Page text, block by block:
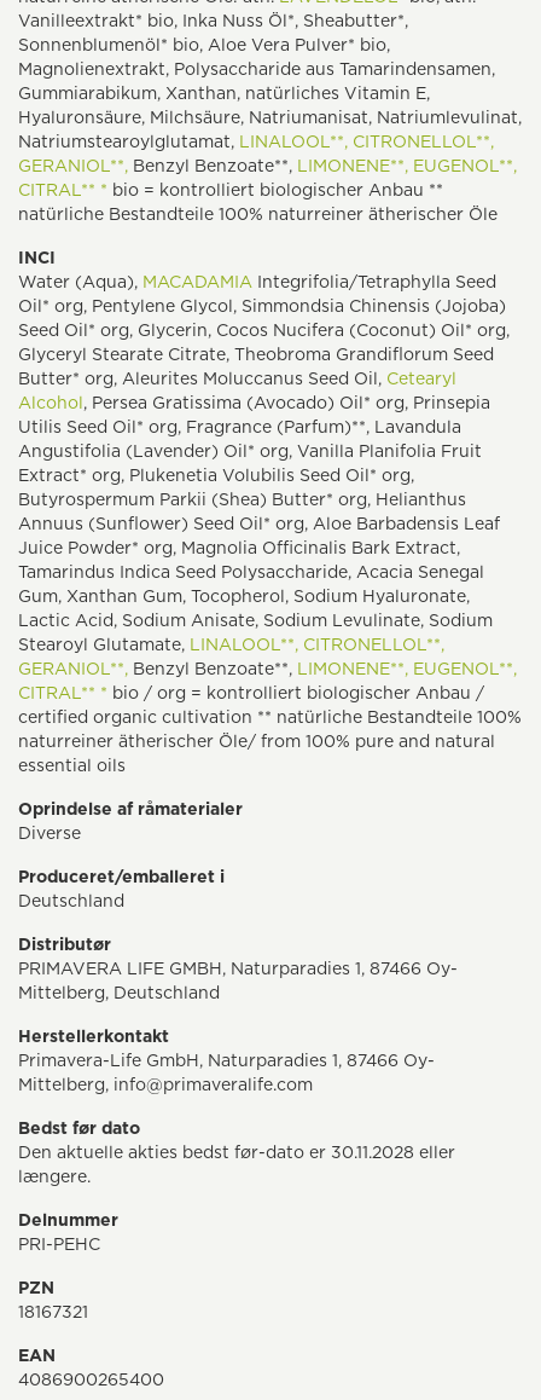
Vanilleextrakt* bio, Inka Nuss Öl*, Sheabutter*,
Sonnenblumenöl* bio, Aloe Vera Pulver* bio,
Magnolienextrakt, Polysaccharide aus Tamarindensamen,
Gummiarabikum, Xanthan, natürliches Vitamin E,
Hyaluronsäure, Milchsäure, Natriumanisat, Natriumlevulinat,
Natriumstearoylglutamat, LINALOOL**, CITRONELLOL**,
GERANIOL**, Benzyl Benzoate**, LIMONENE**, EUGENOL**,
CITRAL** * bio = kontrolliert biologischer Anbau **
natürliche Bestandteile 100% naturreiner ätherischer Öle
INCI
Water (Aqua), MACADAMIA Integrifolia/Tetraphylla Seed
Oil* org, Pentylene Glycol, Simmondsia Chinensis (Jojoba)
Seed Oil* org, Glycerin, Cocos Nucifera (Coconut) Oil* org,
Glyceryl Stearate Citrate, Theobroma Grandiflorum Seed
Butter* org, Aleurites Moluccanus Seed Oil, Cetearyl
Alcohol, Persea Gratissima (Avocado) Oil* org, Prinsepia
Utilis Seed Oil* org, Fragrance (Parfum)**, Lavandula
Angustifolia (Lavender) Oil* org, Vanilla Planifolia Fruit
Extract* org, Plukenetia Volubilis Seed Oil* org,
Butyrospermum Parkii (Shea) Butter* org, Helianthus
Annuus (Sunflower) Seed Oil* org, Aloe Barbadensis Leaf
Juice Powder* org, Magnolia Officinalis Bark Extract,
Tamarindus Indica Seed Polysaccharide, Acacia Senegal
Gum, Xanthan Gum, Tocopherol, Sodium Hyaluronate,
Lactic Acid, Sodium Anisate, Sodium Levulinate, Sodium
Stearoyl Glutamate, LINALOOL**, CITRONELLOL**,
GERANIOL**, Benzyl Benzoate**, LIMONENE**, EUGENOL**,
CITRAL** * bio / org = kontrolliert biologischer Anbau /
certified organic cultivation ** natürliche Bestandteile 100%
naturreiner ätherischer Öle/ from 100% pure and natural
essential oils
Oprindelse af råmaterialer
Diverse
Produceret/emballeret i
Deutschland
Distributør
PRIMAVERA LIFE GMBH, Naturparadies 1, 87466 Oy-
Mittelberg, Deutschland
Herstellerkontakt
Primavera-Life GmbH, Naturparadies 1, 87466 Oy-
Mittelberg, info@primaveralife.com
Bedst før dato
Den aktuelle akties bedst før-dato er 30.11.2028 eller
længere.
Delnummer
PRI-PEHC
PZN
18167321
EAN
4086900265400